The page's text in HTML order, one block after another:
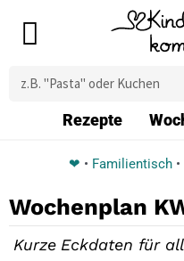
Main
Suche
Rezepte
❤ • Familientisch•
Wochenplan
Kurze Eckdaten für